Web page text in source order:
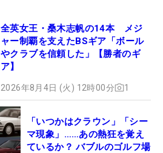
全英女王・桑木志帆の14本 メジ
ャー制覇を支えたBSギア「ボール
やクラブを信頼した」【勝者のギ
ア】
2026年8月4日 (火) 12時00分 1
「いつかはクラウン」「シー
マ現象」……あの熱狂を覚え
ているか？ バブルのゴルフ場